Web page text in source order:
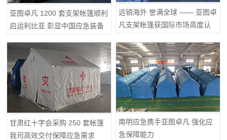
亚图卓凡 1200 套支架帐篷顺利
启运利比亚 彰显中国应急装备
远销海外 誉满全球 —— 亚图卓
凡支架帐篷获国际市场高度认
甘肃红十字会采购 250 套帐篷
我司高效交付保障应急需求
南明应急携手亚图卓凡 强化应
急保障能力